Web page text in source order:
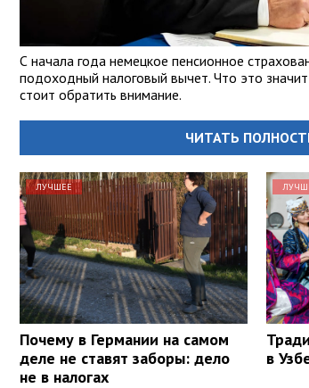
С начала года немецкое пенсионное
подоходный налоговый вычет. Что это
стоит обратить внимание.
ЧИТАТЬ
ЛУЧШЕЕ
Почему в Германии на самом
деле не ставят заборы: дело
не в налогах
в